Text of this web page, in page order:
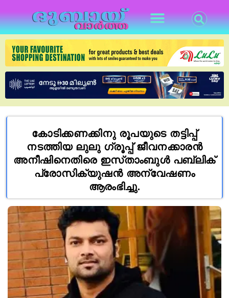
കോടിക്കണക്കിനു രൂപയുടെ തട്ടിപ്പ്
നടത്തിയ ലുലു ഗ്രൂപ്പ് ജീവനക്കാരൻ
അനീഷിനെതിരെ ഇസ്‌താംബുൾ പബ്ലിക്
പ്രോസിക്യുഷൻ അന്വേഷണം
ആരംഭിച്ചു.